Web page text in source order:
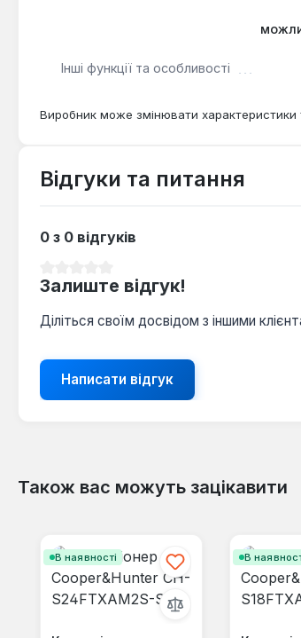
Інші функції та особливості
Виробник може змінювати
Відгуки та питання
0 з 0 відгуків
Залиште відгук!
Діліться своїм досвідом з іншими
Написати відгук
Також вас можуть зацікавити
В наявності В